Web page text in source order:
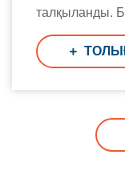
талқыланды.